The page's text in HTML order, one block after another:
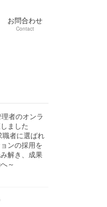
お問合わせ
Contact
者のオンラ
ました
職者に選ばれ
ンの採用を
解き、成果
～